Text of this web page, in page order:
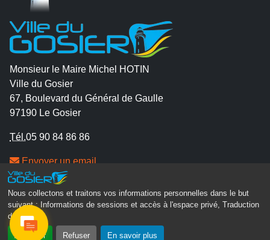
Nous collectons et traitons vos informations personnelles dans le but
suivant :
Informations de sessions et accès à l'espace privé, Traduction
des pages .
Accepter Refuser En savoir plus
Monsieur le Maire Michel HOTIN
Ville du Gosier
67, Boulevard du Général de Gaulle
97190 Le Gosier
Tél.05 90 84 86 86
Envoyer un email
Contacter la P.R.A.D.A
Contactez le délégué à la protection des données
personnelles - D.P.O